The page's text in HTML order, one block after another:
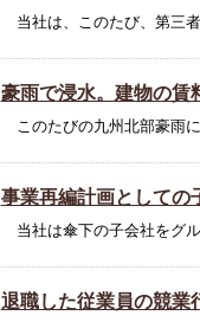
当社は、このたび、第三
豪雨で浸水。建物の賃
このたびの九州北部豪雨
事業再編計画としての
当社は傘下の子会社をグ
退職した従業員の競業